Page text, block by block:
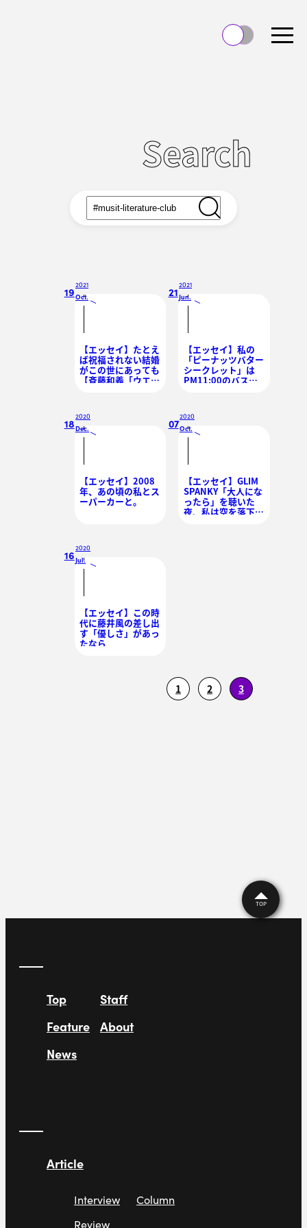
Search
19
2021
Oct./
【エッセイ】たとえ
ば祝福されない結婚
がこの世にあっても
【斉藤和義「ウエデ
21
2021
Jun. /
【エッセイ】私の
「ピーナッツバター
シークレット」は
PM11:00のバスル
18
2020
Dec./
【エッセイ】2008
年、あの頃の私とス
ーパーカーと。
07
2020
Oct./
【エッセイ】GLIM
SPANKY「大人にな
ったら」を聴いた
夜、私は空を落下し
16
2020
Jul. /
【エッセイ】この時
代に藤井風の差し出
す「優しさ」があっ
たなら
1 2 3
TOP
Top
Feature
News
Staff
About
Article
Interview
Review
Column